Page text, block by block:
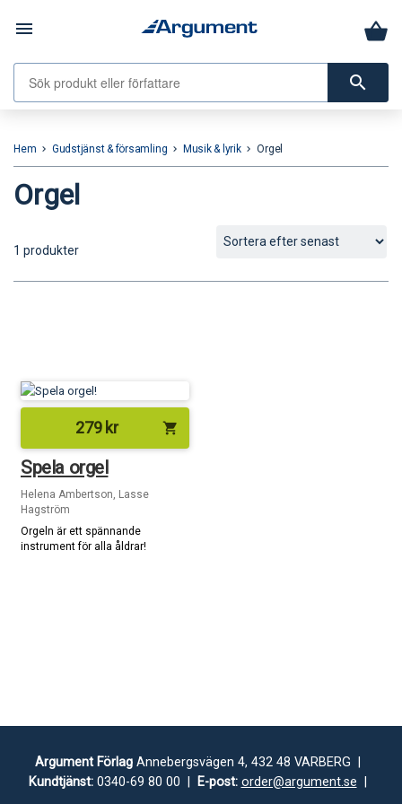
menu
search
Hem keyboard_arrow_right Gudstjänst & församling keyboard_arrow_right Musik & lyrik keyboard_arrow_right Orgel
Orgel
1 produkter
279kr shopping_cart
Spela orgel
Helena Ambertson, Lasse
Hagström
Orgeln är ett spännande
instrument för alla åldrar!
Argument FörlagAnnebergsvägen 4, 432 48 VARBERG |
Kundtjänst:0340-69 80 00 | E-post: order@argument.se